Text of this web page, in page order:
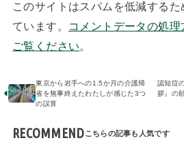
このサイトはスパムを低減する
ています。
コメントデータの処
ご覧ください。
東京から岩手への1.5か月の介護帰
省を無事終えたわたしが感じた3つ
の誤算
認知症
拶』の
RECOMMEND